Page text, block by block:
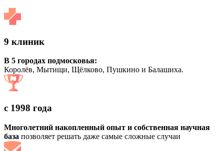
9 клиник
В 5 городах подмосковья:
Королёв, Мытищи, Щёлково, Пушкино и Балашиха.
с 1998 года
Многолетний накопленный опыт и собственная научная
база позволяет решать даже самые сложные случаи